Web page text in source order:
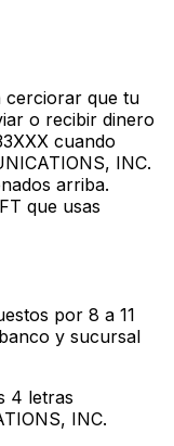
cerciorar que tu
o recibir dinero
cuando
INC.
arriba.
que usas
por 8 a 11
y sucursal
4 letras
INC.